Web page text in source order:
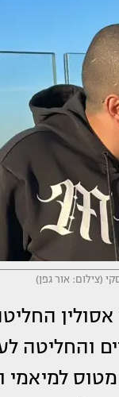
(צילום: אור גפן)
והחליטה